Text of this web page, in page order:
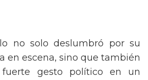
no solo deslumbró por su
en escena, sino que también
fuerte gesto político en un